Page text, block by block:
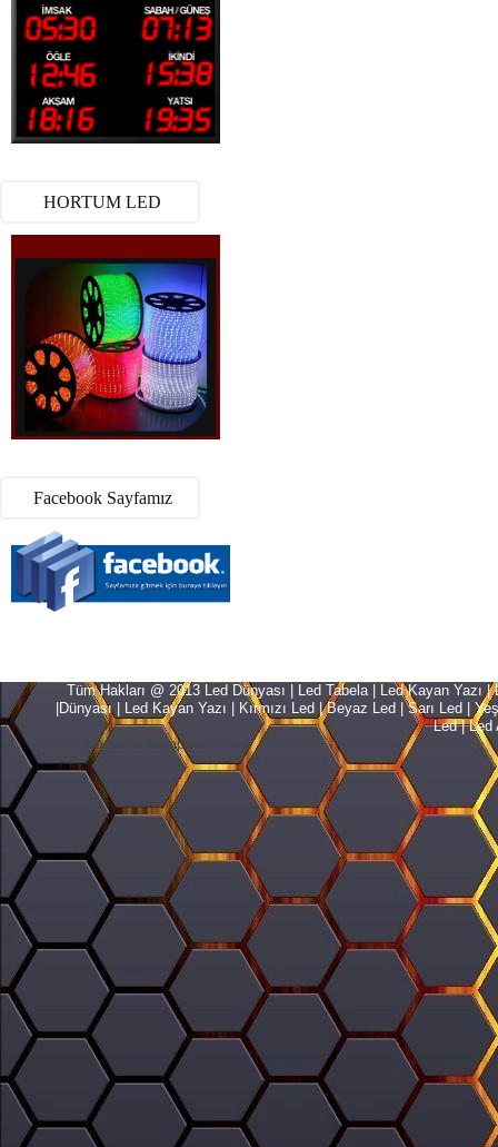
HORTUM LED
Facebook Sayfamız
Tüm Hakları @ 2013 Led Dünyası | Led Tabela | Led Kayan
|Dünyası | Led Kayan Yazı | Kırmızı Led | Beyaz Led | Sarı Led |
Led | Led
Translate Company